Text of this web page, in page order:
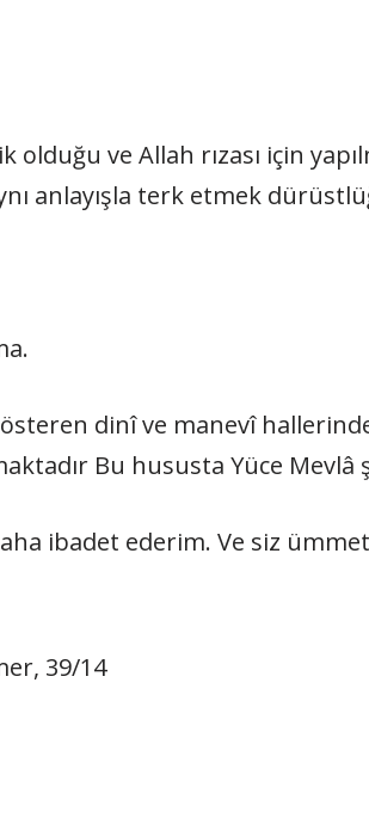
ve Allah rızası için
an­layışla terk etmek
gösteren dinî ve manevî
Bu hususta Yüce Mevlâ
ibadet ederim. Ve siz
39/14